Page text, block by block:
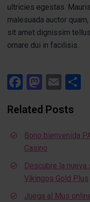
ultricies egestas.
malesuada auctor
sit amet dignissim
ornare dui in facilisis.
FacebookEmail
Related Posts
Bono bienvenida
Casino
Descubre la nueva
Vikingos Gold Plus
Juega al Mus